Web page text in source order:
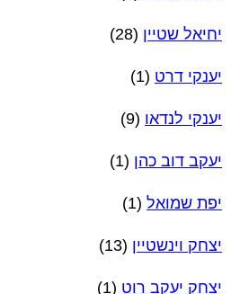
יחיאל שטיין (28)
יענקי דרט (1)
יענקי לנדאו (9)
יעקב דוב כהן (1)
יפת שמואל (1)
יצחק וינשטיין (13)
יצחק יעקב רוט (1)